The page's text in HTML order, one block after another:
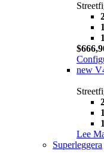
new
Lee
Superleggera